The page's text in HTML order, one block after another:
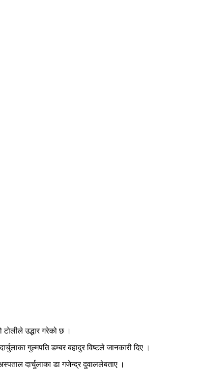
टोलीले उद्धार गरेको छ ।
गुल्मपति डम्बर बहादुर विष्टले जानकारी दिए ।
दार्चुलाका डा गजेन्द्र दुवाललेबताए ।